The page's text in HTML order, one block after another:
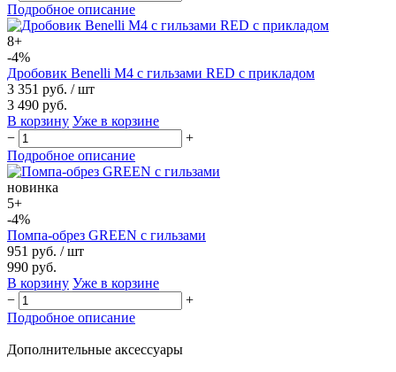
Подробное описание
8+
-4%
Дробовик Benelli M4 с гильзами RED с прикладом
3 351 руб. / шт
3 490 руб.
В корзину Уже в корзине
−
+
Подробное описание
новинка
5+
-4%
Помпа-обрез GREEN с гильзами
951 руб. / шт
990 руб.
В корзину Уже в корзине
−
+
Подробное описание
Дополнительные аксессуары